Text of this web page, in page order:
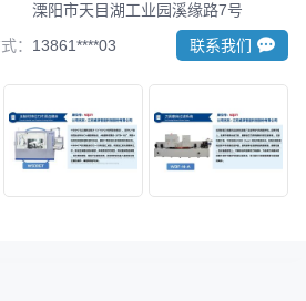
溧阳市天目湖工业园溪缘路7号
： 13861****03 联系我们